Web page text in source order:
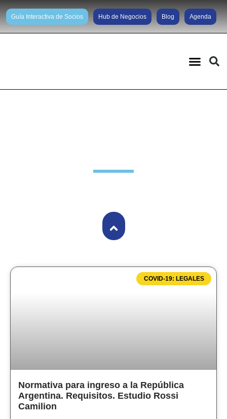
Guía Interactiva de Socios Hub de Negocios Blog Agenda
COVID-19: LEGALES
Normativa para ingreso a la República
Argentina. Requisitos. Estudio Rossi
Camilion